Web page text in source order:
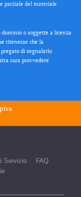
parziale del materiale
o soggette a licenza
ritenesse che la
di segnalarlo
cura provvedere
piva
Servizio
FAQ